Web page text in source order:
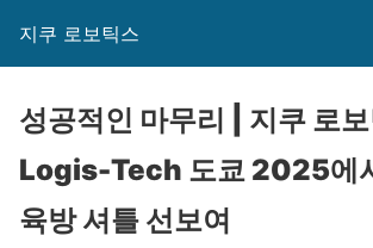
지쿠 로보틱스
성공적인 마무리 | 지쿠 로
Logis-Tech 도쿄 2025에
육방 셔틀 선보여